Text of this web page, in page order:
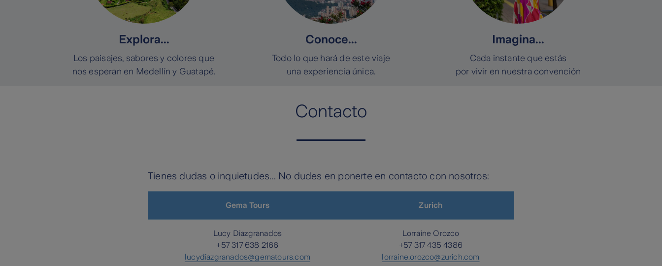
Explora...
Los paisajes, sabores y colores que
nos esperan en Medellín y Guatapé.
Conoce...
Todo lo que hará de este viaje
una experiencia única.
Imagina...
Cada instante que estás
por vivir en nuestra convención
Contacto
Tienes dudas o inquietudes... No dudes en ponerte en contacto con nosotros:
Gema Tours Zurich
Lucy Diazgranados
+57 317 638 2166
lucydiazgranados@gematours.com
Lorraine Orozco
+57 317 435 4386
lorraine.orozco@zurich.com